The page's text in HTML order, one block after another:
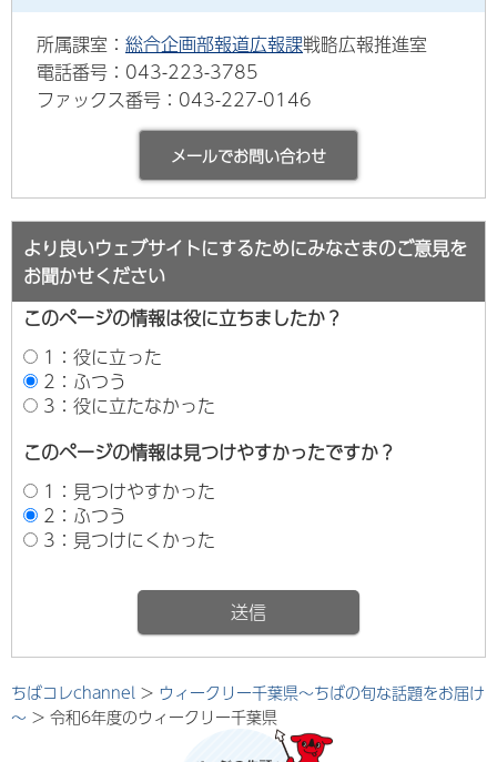
所属課室： 総合企画部報道広報課戦略広報推進室
電話番号：043-223-3785
ファックス番号：043-227-0146
より良いウェブサイトにするためにみなさまのご意見を
お聞かせください
このページの情報は役に立ちましたか？
1：役に立った
2：ふつう
3：役に立たなかった
このページの情報は見つけやすかったですか？
1：見つけやすかった
2：ふつう
3：見つけにくかった
ちばコレchannel > ウィークリー千葉県～ちばの旬な話題をお届け
～
> 令和6年度のウィークリー千葉県